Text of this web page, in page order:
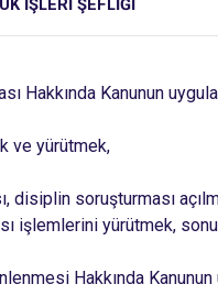
Büyükçekmece
Silivri
İŞLERİ ŞEFLİĞİ
Hakkında Kanunun
ve yürütmek,
soruşturması
işlemlerini yürütmek,
Hakkında